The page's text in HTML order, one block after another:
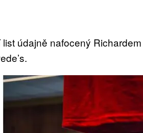
list údajně nafocený